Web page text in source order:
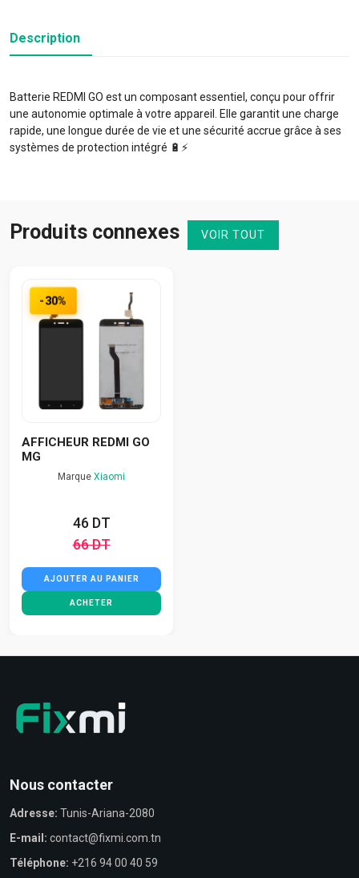
Description
Batterie REDMI GO est un composant essentiel, conçu pour offrir
une autonomie optimale à votre appareil. Elle garantit une charge
rapide, une longue durée de vie et une sécurité accrue grâce à ses
systèmes de protection intégré 🔋⚡️
Produits connexes VOIR TOUT
-30%
AFFICHEUR REDMI GO
MG
Marque Xiaomi
46 DT
66 DT
AJOUTER AU PANIER
ACHETER
Nous contacter
Adresse: Tunis-Ariana-2080
E-mail: contact@fixmi.com.tn
Téléphone: +216 94 00 40 59